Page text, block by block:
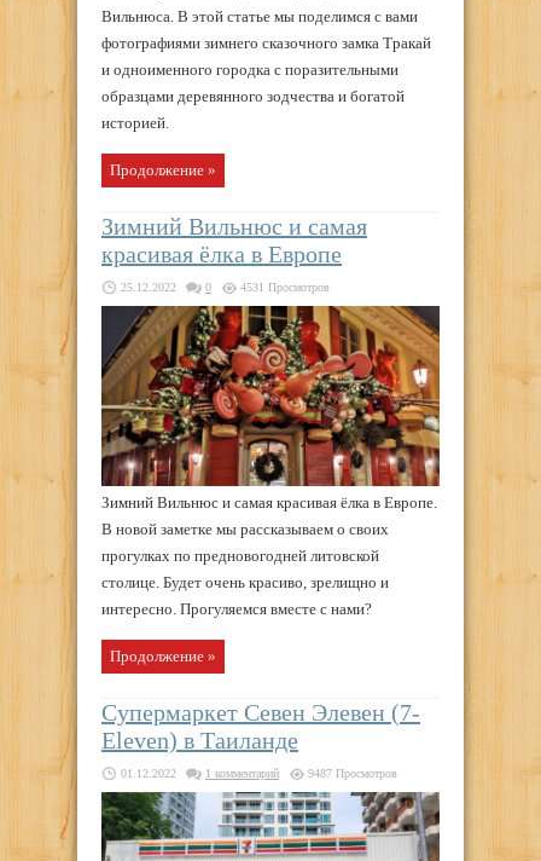
Вильнюса. В этой статье мы поделимся с вами
фотографиями зимнего сказочного замка Тракай
и одноименного городка с поразительными
образцами деревянного зодчества и богатой
историей.
Продолжение »
Зимний Вильнюс и самая
красивая ёлка в Европе
25.12.2022 0 4531 Просмотров
Зимний Вильнюс и самая красивая ёлка в Европе.
В новой заметке мы рассказываем о своих
прогулках по предновогодней литовской
столице. Будет очень красиво, зрелищно и
интересно. Прогуляемся вместе с нами?
Продолжение »
Супермаркет Севен Элевен (7-
Eleven) в Таиланде
01.12.2022 1 комментарий 9487 Просмотров